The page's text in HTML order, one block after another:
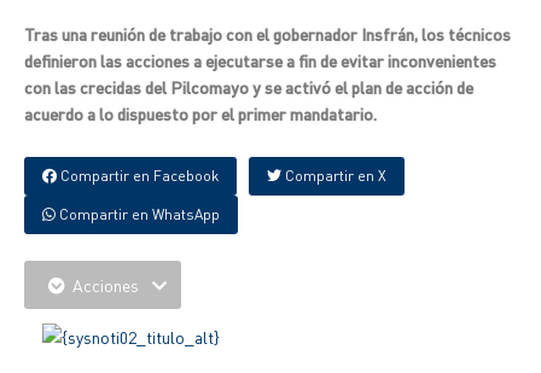
Tras una reunión de trabajo con el gobernador Insfrán, los técnicos
definieron las acciones a ejecutarse a fin de evitar inconvenientes
con las crecidas del Pilcomayo y se activó el plan de acción de
acuerdo a lo dispuesto por el primer mandatario.
Compartir en Facebook Compartir en X
Compartir en WhatsApp
Acciones